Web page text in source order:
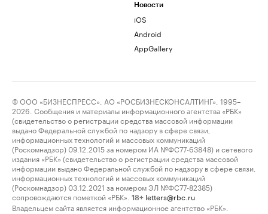
Новости
iOS
Android
AppGallery
© ООО «БИЗНЕСПРЕСС», АО «РОСБИЗНЕСКОНСАЛТИНГ», 1995–
2026. Сообщения и материалы информационного агентства «РБК»
(свидетельство о регистрации средства массовой информации
выдано Федеральной службой по надзору в сфере связи,
информационных технологий и массовых коммуникаций
(Роскомнадзор) 09.12.2015 за номером ИА №ФС77-63848) и сетевого
издания «РБК» (свидетельство о регистрации средства массовой
информации выдано Федеральной службой по надзору в сфере связи,
информационных технологий и массовых коммуникаций
(Роскомнадзор) 03.12.2021 за номером ЭЛ №ФС77-82385)
сопровождаются пометкой «РБК».
18+ letters@rbc.ru
Владельцем сайта является информационное агентство «РБК».